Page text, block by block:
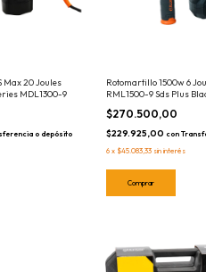
Max 20 Joules
MDL1300-9
o depósito
Rotomartillo 1500w 6
RML1500-9 Sds Plus
Profesional
$270.500,00
$229.925,00 con
6 x $45.083,33 sin interés